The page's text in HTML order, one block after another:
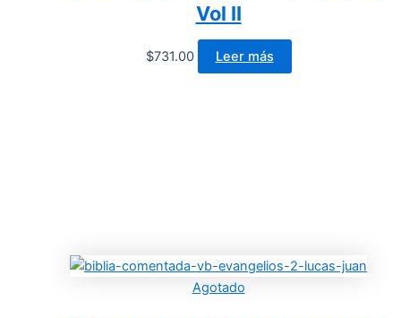
Vol II
$731.00 Leer más
Agotado